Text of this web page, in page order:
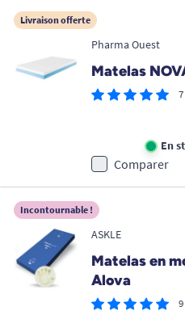
Livraison offerte
Pharma Ouest
Matelas
En
Comparer
Incontournable !
ASKLE
Matelas en
Alova